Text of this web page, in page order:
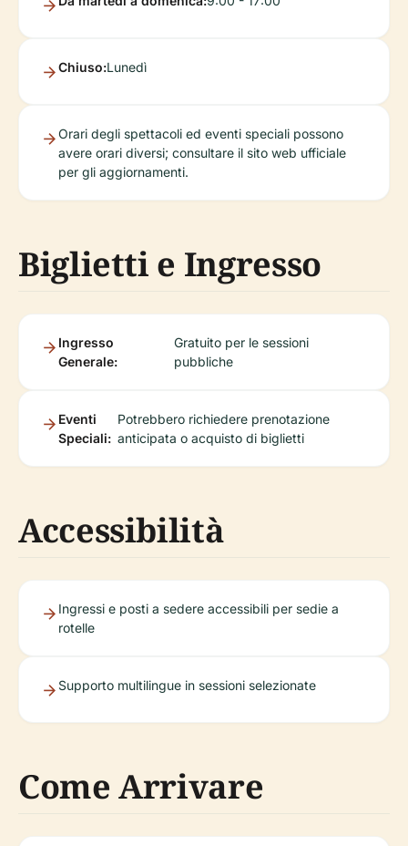
Chiuso:Lunedì
Orari degli spettacoli ed eventi speciali possono
avere orari diversi; consultare il sito web ufficiale
per gli aggiornamenti.
Biglietti e Ingresso
Ingresso
Generale:
Gratuito per le sessioni
pubbliche
Eventi
Speciali:
Potrebbero richiedere prenotazione
anticipata o acquisto di biglietti
Accessibilità
Ingressi e posti a sedere accessibili per sedie a
rotelle
Supporto multilingue in sessioni selezionate
Come Arrivare